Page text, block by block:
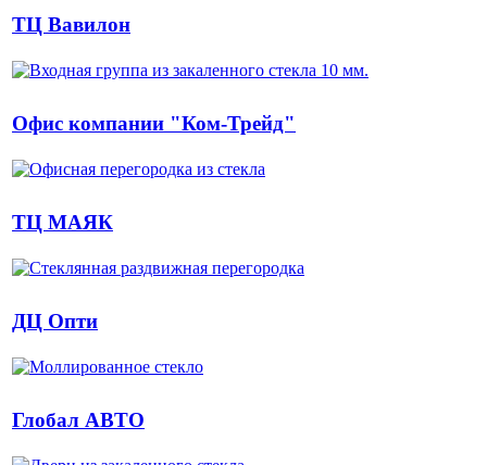
ТЦ Вавилон
Офис компании "Ком-Трейд"
ТЦ МАЯК
ДЦ Опти
Глобал АВТО